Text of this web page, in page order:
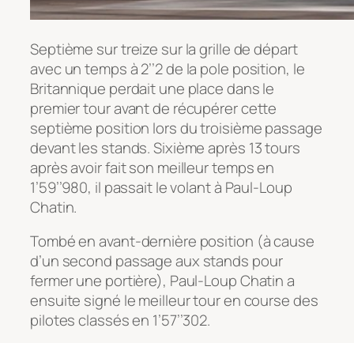
Septième sur treize sur la grille de départ
avec un temps à 2’’2 de la pole position, le
Britannique perdait une place dans le
premier tour avant de récupérer cette
septième position lors du troisième passage
devant les stands. Sixième après 13 tours
après avoir fait son meilleur temps en
1’59’’980, il passait le volant à Paul-Loup
Chatin.
Tombé en avant-dernière position (à cause
d’un second passage aux stands pour
fermer une portière), Paul-Loup Chatin a
ensuite signé le meilleur tour en course des
pilotes classés en 1’57’’302.